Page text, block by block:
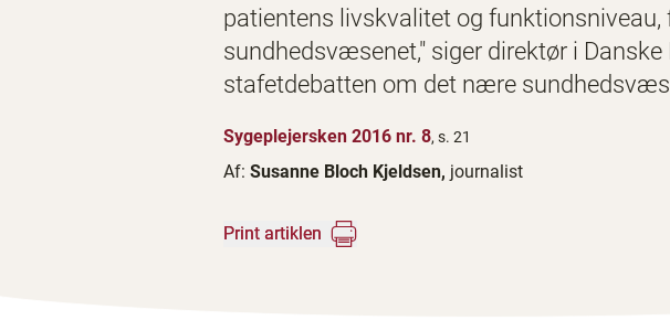
patientens livskvalitet og
sundhedsvæsenet," siger direktør i
stafetdebatten om det nære
Sygeplejersken 2016 nr. 8, s. 21
Af: Susanne Bloch Kjeldsen, journalist
Print artiklen